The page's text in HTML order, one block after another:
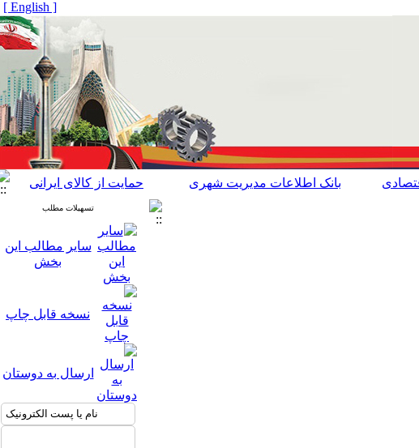
[ English ]
بانک اطلاعات مدیریت شهری حمایت از کالای ایرانی
تسهیلات مطلب
سایر مطالب این
بخش
نسخه قابل چاپ
ارسال به دوستان